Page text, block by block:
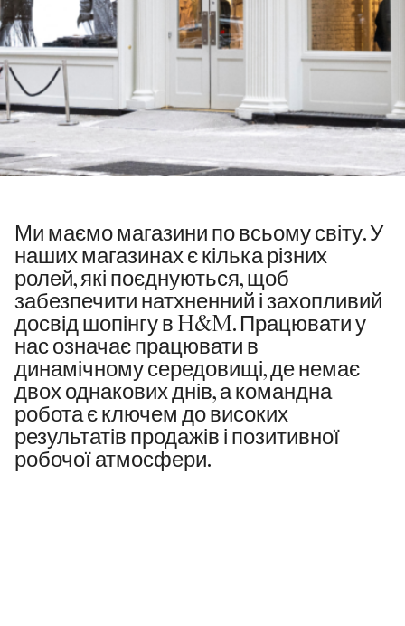
Ми маємо магазини по всьому світу. У
наших магазинах є кілька різних
ролей, які поєднуються, щоб
забезпечити натхненний і захопливий
досвід шопінгу в H&M. Працювати у
нас означає працювати в
динамічному середовищі, де немає
двох однакових днів, а командна
робота є ключем до високих
результатів продажів і позитивної
робочої атмосфери.